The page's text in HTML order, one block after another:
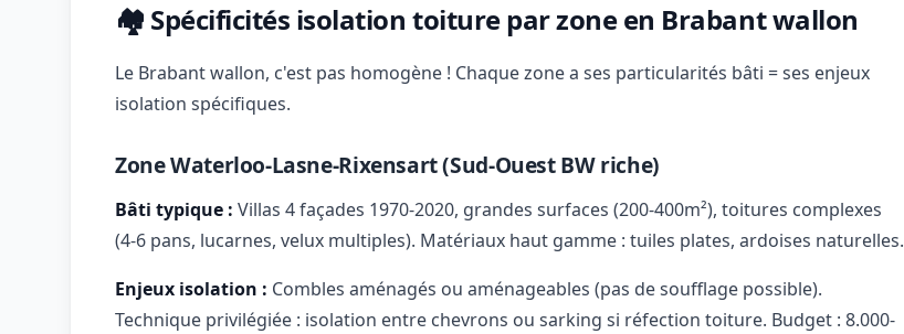
🏘️ Spécificités isolation toiture par zone en Brabant wallon
Le Brabant wallon, c'est pas homogène ! Chaque zone a ses particularités bâti = ses enjeux
isolation spécifiques.
Zone Waterloo-Lasne-Rixensart (Sud-Ouest BW riche)
Bâti typique : Villas 4 façades 1970-2020, grandes surfaces (200-400m²), toitures complexes
(4-6 pans, lucarnes, velux multiples). Matériaux haut gamme : tuiles plates, ardoises naturelles.
Enjeux isolation : Combles aménagés ou aménageables (pas de soufflage possible).
Technique privilégiée : isolation entre chevrons ou sarking si réfection toiture. Budget : 8.000-